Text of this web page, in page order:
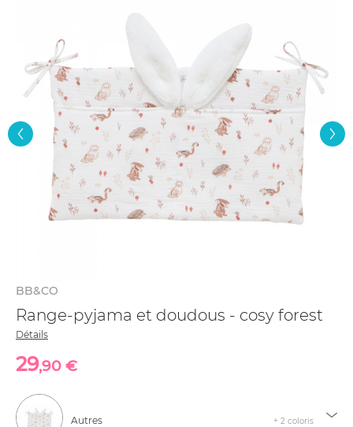
BB&CO
Range-pyjama et doudous - cosy forest
Détails
29,90 €
Autres + 2 coloris